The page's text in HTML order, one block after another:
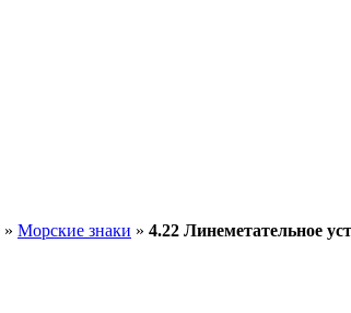
» Морские знаки » 4.22 Линеметательное